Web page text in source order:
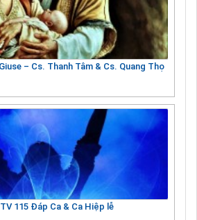
– Cs. Thanh Tâm & Cs. Quang Thọ
115 Đáp Ca & Ca Hiệp lễ